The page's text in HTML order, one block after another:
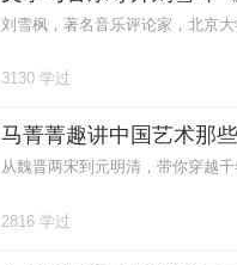
3130 学过
马菁菁趣讲中国艺术那
2816 学过